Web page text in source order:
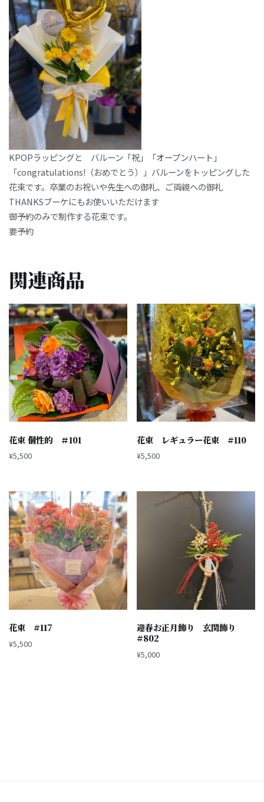
KPOPラッピングと バルーン「祝」「オープンハート」
「congratulations!（おめでとう）」バルーンをトッピングした
花束です。卒業のお祝いや先生への御礼、ご両親への御礼
THANKSブーケにもお使いいただけます
御予約のみで制作する花束です。
要予約
関連商品
花束 個性的 ＃101
¥5,500
花束 レギュラー花束 #110
¥5,500
花束 #117
¥5,500
迎春お正月飾り 玄関飾り
#802
¥5,000